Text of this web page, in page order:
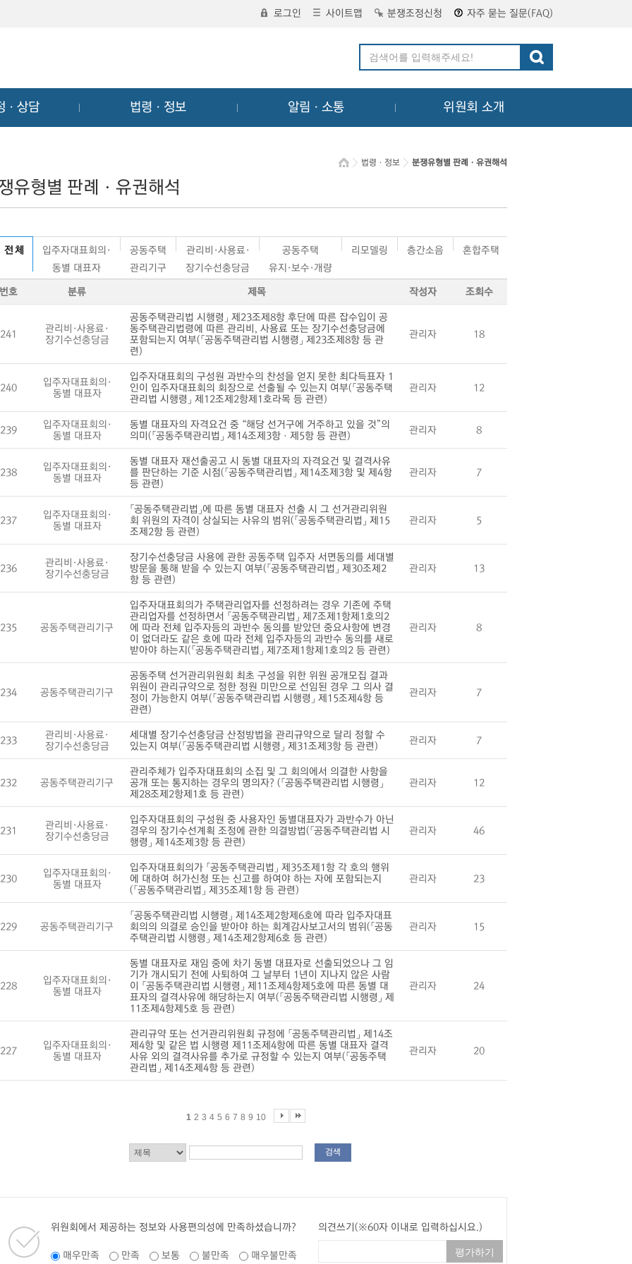
로그인 사이트맵 분쟁조정신청 자주 묻는 질문(FAQ)
ㆍ상담 법령ㆍ정보 알림ㆍ소통 위원회 소개
법령ㆍ정보 분쟁유형별 판례ㆍ유권해석
유형별 판례ㆍ유권해석
전 체
입주자대표회의·
동별 대표자
공동주택
관리기구
관리비·사용료·
장기수선충당금
공동주택
유지·보수·개량
리모델링 층간소음 혼합주택
호 분류 제목 작성자 조회수
241
관리비·사용료·
장기수선충당금
공동주택관리법 시행령」 제23조제8항 후단에 따른 잡수입이 공
동주택관리법령에 따른 관리비, 사용료 또는 장기수선충당금에
포함되는지 여부(「공동주택관리법 시행령」 제23조제8항 등 관
련)
관리자 18
240
입주자대표회의·
동별 대표자
입주자대표회의 구성원 과반수의 찬성을 얻지 못한 최다득표자 1
인이 입주자대표회의 회장으로 선출될 수 있는지 여부(「공동주택
관리법 시행령」 제12조제2항제1호라목 등 관련)
관리자 12
239
입주자대표회의·
동별 대표자
동별 대표자의 자격요건 중 “해당 선거구에 거주하고 있을 것”의
의미(「공동주택관리법」 제14조제3항ㆍ제5항 등 관련)
관리자 8
238
입주자대표회의·
동별 대표자
동별 대표자 재선출공고 시 동별 대표자의 자격요건 및 결격사유
를 판단하는 기준 시점(「공동주택관리법」 제14조제3항 및 제4항
등 관련)
관리자 7
237
입주자대표회의·
동별 대표자
「공동주택관리법」에 따른 동별 대표자 선출 시 그 선거관리위원
회 위원의 자격이 상실되는 사유의 범위(「공동주택관리법」 제15
조제2항 등 관련)
관리자 5
236
관리비·사용료·
장기수선충당금
장기수선충당금 사용에 관한 공동주택 입주자 서면동의를 세대별
방문을 통해 받을 수 있는지 여부(「공동주택관리법」 제30조제2
항 등 관련)
관리자 13
235 공동주택관리기구
입주자대표회의가 주택관리업자를 선정하려는 경우 기존에 주택
관리업자를 선정하면서 「공동주택관리법」 제7조제1항제1호의2
에 따라 전체 입주자등의 과반수 동의를 받았던 중요사항에 변경
이 없더라도 같은 호에 따라 전체 입주자등의 과반수 동의를 새로
받아야 하는지(「공동주택관리법」 제7조제1항제1호의2 등 관련)
관리자 8
234 공동주택관리기구
공동주택 선거관리위원회 최초 구성을 위한 위원 공개모집 결과
위원이 관리규약으로 정한 정원 미만으로 선임된 경우 그 의사 결
정이 가능한지 여부(「공동주택관리법 시행령」 제15조제4항 등
관련)
관리자 7
233
관리비·사용료·
장기수선충당금
세대별 장기수선충당금 산정방법을 관리규약으로 달리 정할 수
있는지 여부(「공동주택관리법 시행령」 제31조제3항 등 관련)
관리자 7
232 공동주택관리기구
관리주체가 입주자대표회의 소집 및 그 회의에서 의결한 사항을
공개 또는 통지하는 경우의 명의자? (「공동주택관리법 시행령」
제28조제2항제1호 등 관련)
관리자 12
231
관리비·사용료·
장기수선충당금
입주자대표회의 구성원 중 사용자인 동별대표자가 과반수가 아닌
경우의 장기수선계획 조정에 관한 의결방법(「공동주택관리법 시
행령」 제14조제3항 등 관련)
관리자 46
230
입주자대표회의·
동별 대표자
입주자대표회의가 「공동주택관리법」 제35조제1항 각 호의 행위
에 대하여 허가신청 또는 신고를 하여야 하는 자에 포함되는지
(「공동주택관리법」 제35조제1항 등 관련)
관리자 23
229 공동주택관리기구
「공동주택관리법 시행령」 제14조제2항제6호에 따라 입주자대표
회의의 의결로 승인을 받아야 하는 회계감사보고서의 범위(「공동
주택관리법 시행령」 제14조제2항제6호 등 관련)
관리자 15
228
입주자대표회의·
동별 대표자
동별 대표자로 재임 중에 차기 동별 대표자로 선출되었으나 그 임
기가 개시되기 전에 사퇴하여 그 날부터 1년이 지나지 않은 사람
이 「공동주택관리법 시행령」 제11조제4항제5호에 따른 동별 대
표자의 결격사유에 해당하는지 여부(「공동주택관리법 시행령」 제
11조제4항제5호 등 관련)
관리자 24
227
입주자대표회의·
동별 대표자
관리규약 또는 선거관리위원회 규정에 「공동주택관리법」 제14조
제4항 및 같은 법 시행령 제11조제4항에 따른 동별 대표자 결격
사유 외의 결격사유를 추가로 규정할 수 있는지 여부(「공동주택
관리법」 제14조제4항 등 관련)
관리자 20
1 2 3 4 5 6 7 8 9 10
검색
위원회에서 제공하는 정보와 사용편의성에 만족하셨습니까?
매우만족 만족 보통 불만족 매우불만족
의견쓰기(※60자 이내로 입력하십시요.)